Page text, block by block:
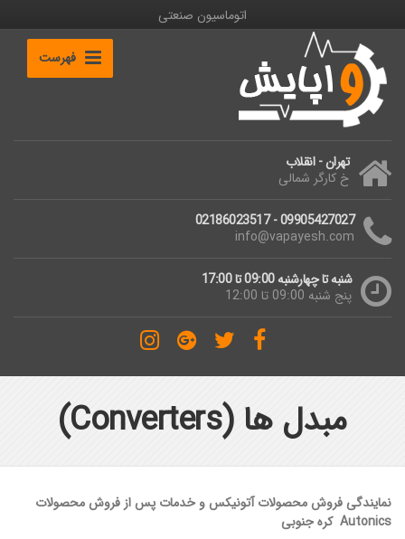
اتوماسیون صنعتی
فهرست
تهران - انقلاب
خ کارگر شمالی
09905427027 - 02186023517
info@vapayesh.com
شنبه تا چهارشنبه 09:00 تا 17:00
پنج شنبه 09:00 تا 12:00
مبدل ها (Converters)
نمایندگی فروش محصولات آتونیکس و خدمات پس از فروش محصولات
Autonics کره جنوبی